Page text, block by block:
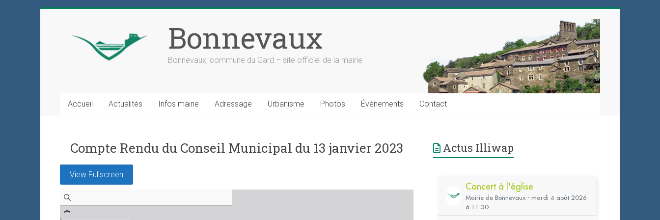
Bonnevaux
Bonnevaux, commune du Gard – site officiel de la mairie
Accueil Actualités Infos mairie Adressage Urbanisme Photos Événements Contact
Compte Rendu du Conseil Municipal du 13 janvier 2023
View Fullscreen
Actus Illiwap